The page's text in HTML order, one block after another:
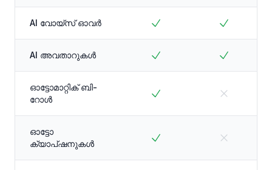
AI വോയ്സ് ഓവർ
AI അവതാറുകൾ
ഓട്ടോമാറ്റിക് ബി-
റോൾ
ഓട്ടോ
ക്യാപ്ഷനുകൾ